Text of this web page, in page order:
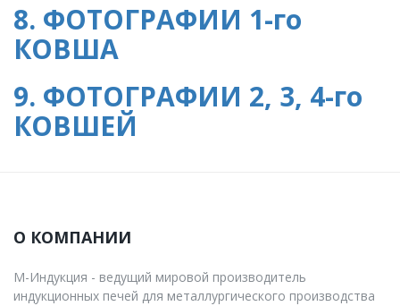
8. ФОТОГРАФИИ 1-го
КОВША
9. ФОТОГРАФИИ 2, 3, 4-го
КОВШЕЙ
О КОМПАНИИ
М-Индукция - ведущий мировой производитель
индукционных печей для металлургического производства